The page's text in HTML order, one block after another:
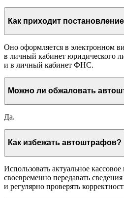
Как приходит
Оно оформляется в электронном
в личный кабинет юридического
и в личный кабинет ФНС.
Можно ли обжаловать
Да.
Как избежать автоштрафов?
Использовать актуальное
своевременно передавать
и регулярно проверять